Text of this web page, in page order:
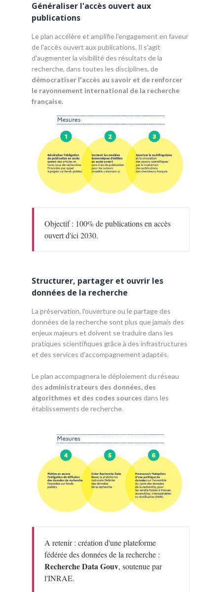
Généraliser l'accès ouvert aux
publications
Le plan accélère et amplifie l'engagement en faveur
de l'accès ouvert aux publications. Il s'agit
d'augmenter la visibilité des résultats de la
recherche, dans toutes les disciplines, de
démocratiser l'accès au savoir et de renforcer
le rayonnement international de la recherche
française.
Objectif : 100% de publications en accès
ouvert d'ici 2030.
Structurer, partager et ouvrir les
données de la recherche
La préservation, l’ouverture ou le partage des
données de la recherche sont plus que jamais des
enjeux majeurs et doivent se traduire dans les
pratiques scientifiques grâce à des infrastructures
et des services d’accompagnement adaptés.
Le plan accompagnera le déploiement du réseau
des administrateurs des données, des
algorithmes et des codes sources dans les
établissements de recherche.
A retenir : création d'une plateforme
fédérée des données de la recherche :
Recherche Data Gouv, soutenue par
l'INRAE.